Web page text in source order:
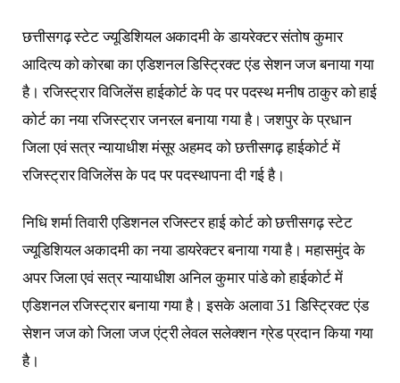
छत्तीसगढ़ स्टेट ज्यूडिशियल अकादमी के डायरेक्टर संतोष कुमार
आदित्य को कोरबा का एडिशनल डिस्ट्रिक्ट एंड सेशन जज बनाया गया
है। रजिस्ट्रार विजिलेंस हाईकोर्ट के पद पर पदस्थ मनीष ठाकुर को हाई
कोर्ट का नया रजिस्ट्रार जनरल बनाया गया है। जशपुर के प्रधान
जिला एवं सत्र न्यायाधीश मंसूर अहमद को छत्तीसगढ़ हाईकोर्ट में
रजिस्ट्रार विजिलेंस के पद पर पदस्थापना दी गई है।
निधि शर्मा तिवारी एडिशनल रजिस्टर हाई कोर्ट को छत्तीसगढ़ स्टेट
ज्यूडिशियल अकादमी का नया डायरेक्टर बनाया गया है। महासमुंद के
अपर जिला एवं सत्र न्यायाधीश अनिल कुमार पांडे को हाईकोर्ट में
एडिशनल रजिस्ट्रार बनाया गया है। इसके अलावा 31 डिस्ट्रिक्ट एंड
सेशन जज को जिला जज एंट्री लेवल सलेक्शन ग्रेड प्रदान किया गया
है।